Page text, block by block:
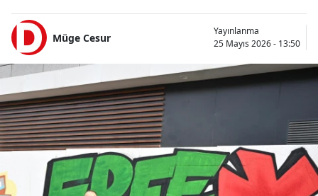
Müge Cesur
Yayınlanma
25 Mayıs 2026 - 13:50